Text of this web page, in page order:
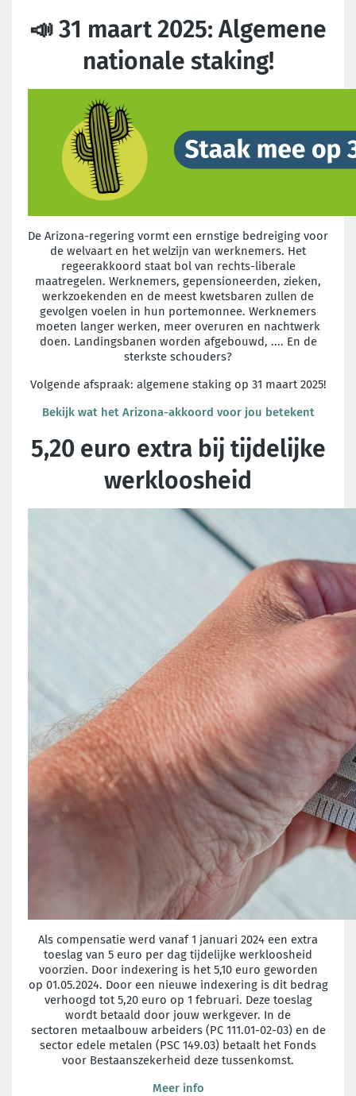
📣 31 maart 2025: Algemene
nationale staking!
De Arizona-regering vormt een ernstige bedreiging voor
de welvaart en het welzijn van werknemers. Het
regeerakkoord staat bol van rechts-liberale
maatregelen. Werknemers, gepensioneerden, zieken,
werkzoekenden en de meest kwetsbaren zullen de
gevolgen voelen in hun portemonnee. Werknemers
moeten langer werken, meer overuren en nachtwerk
doen. Landingsbanen worden afgebouwd, .... En de
sterkste schouders?
Volgende afspraak: algemene staking op 31 maart 2025!
Bekijk wat het Arizona-akkoord voor jou betekent
5,20 euro extra bij tijdelijke
werkloosheid
Als compensatie werd vanaf 1 januari 2024 een extra
toeslag van 5 euro per dag tijdelijke werkloosheid
voorzien. Door indexering is het 5,10 euro geworden
op 01.05.2024. Door een nieuwe indexering is dit bedrag
verhoogd tot 5,20 euro op 1 februari. Deze toeslag
wordt betaald door jouw werkgever. In de
sectoren metaalbouw arbeiders (PC 111.01-02-03) en de
sector edele metalen (PSC 149.03) betaalt het Fonds
voor Bestaanszekerheid deze tussenkomst.
Meer info